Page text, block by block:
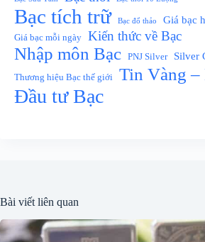
Bạc tích trữ Bạc đổ thảo Giá bạc
Giá bạc mỗi ngày Kiến thức về Bạc
Nhập môn Bạc PNJ Silver Silver
Thương hiệu Bạc thế giới Tin Vàng –
Đầu tư Bạc
Bài viết liên quan